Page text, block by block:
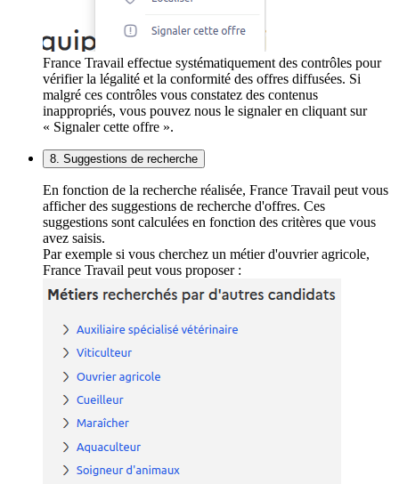
France Travail effectue systématiquement des contrôles pour
vérifier la légalité et la conformité des offres diffusées. Si
malgré ces contrôles vous constatez des contenus
inappropriés, vous pouvez nous le signaler en cliquant sur
« Signaler cette offre ».
8. Suggestions de recherche
En fonction de la recherche réalisée, France Travail peut vous
afficher des suggestions de recherche d'offres. Ces
suggestions sont calculées en fonction des critères que vous
avez saisis.
Par exemple si vous cherchez un métier d'ouvrier agricole,
France Travail peut vous proposer :